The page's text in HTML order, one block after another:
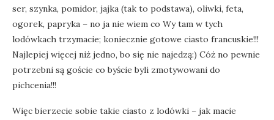
ser, szynka, pomidor, jajka (tak to podstawa), oliwki, feta,
ogorek, papryka – no ja nie wiem co Wy tam w tych
lodówkach trzymacie; koniecznie gotowe ciasto francuskie!!!
Najlepiej więcej niż jedno, bo się nie najedzą:) Cóż no pewnie
potrzebni są goście co byście byli zmotywowani do
pichcenia!!!
Więc bierzecie sobie takie ciasto z lodówki – jak macie